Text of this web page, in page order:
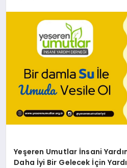
Yeşeren Umutlar İnsani
Daha İyi Bir Gelecek İçin